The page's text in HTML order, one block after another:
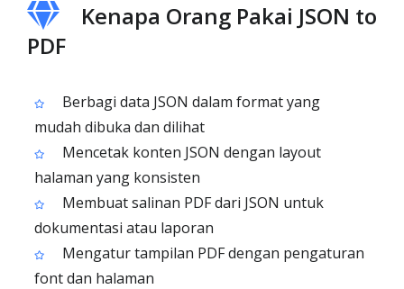
Kenapa Orang Pakai JSON to
PDF
Berbagi data JSON dalam format yang
mudah dibuka dan dilihat
Mencetak konten JSON dengan layout
halaman yang konsisten
Membuat salinan PDF dari JSON untuk
dokumentasi atau laporan
Mengatur tampilan PDF dengan pengaturan
font dan halaman